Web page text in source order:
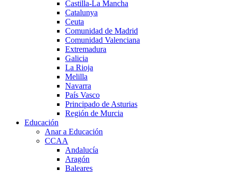
Castilla-La Mancha
Catalunya
Ceuta
Comunidad de Madrid
Comunidad Valenciana
Extremadura
Galicia
La Rioja
Melilla
Navarra
País Vasco
Principado de Asturias
Región de Murcia
Educación
Anar a Educación
CCAA
Andalucía
Aragón
Baleares